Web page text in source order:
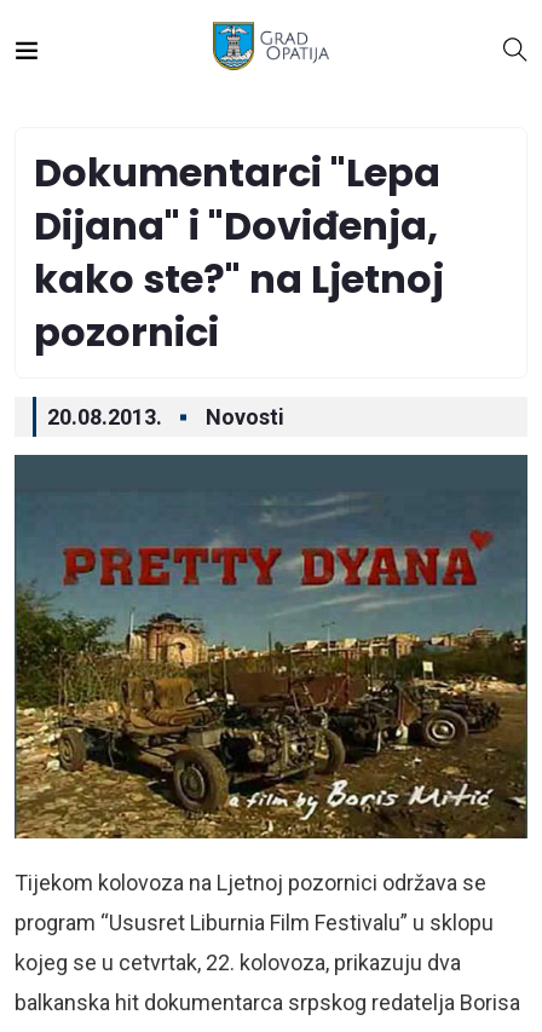
Dokumentarci "Lepa
Dijana" i "Doviđenja,
kako ste?" na Ljetnoj
pozornici
20.08.2013. Novosti
Tijekom kolovoza na Ljetnoj pozornici održava se
program “Ususret Liburnia Film Festivalu” u sklopu
kojeg se u cetvrtak, 22. kolovoza, prikazuju dva
balkanska hit dokumentarca srpskog redatelja Borisa